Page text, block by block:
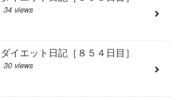
34 views
ダイエット日記［８５４日目］
30 views